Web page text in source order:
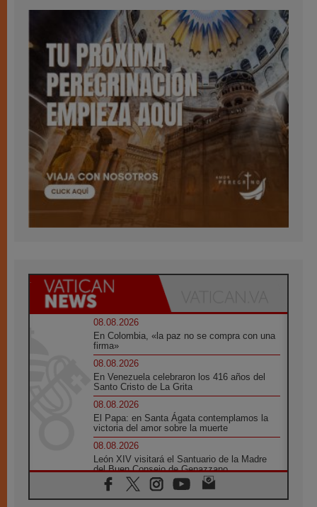
08.08.2026
En Colombia, «la paz no se compra con una
firma»
08.08.2026
En Venezuela celebraron los 416 años del
Santo Cristo de La Grita
08.08.2026
El Papa: en Santa Ágata contemplamos la
victoria del amor sobre la muerte
08.08.2026
León XIV visitará el Santuario de la Madre
del Buen Consejo de Genazzano
07.08.2026
Filipinas: el Vicariato Apostólico de Calapán